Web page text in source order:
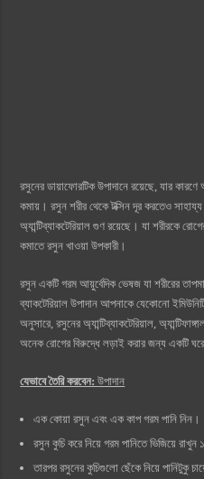
রসুনের ডায়াফোরটিক উপাদানে রয়েছে, যার
কমায়। রসুন শরীর থেকে টক্সিন দূর করতেও সাহায্য
অ্যান্টিব্যাকটেরিয়াল গুণ রয়েছে। যা শরীরকে
কমাতে রসুন খাওয়া উপকারী।
রসুন একটি গরম আয়ুর্বেদিক ভেষজ যা শরীরের
ব্যাকটেরিয়াল উপাদান আপনাকে যেকোনো
অনুসারে, রসুনের অ্যান্টিব্যাকটেরিয়াল,
অনেক রোগের বিরুদ্ধে লড়াই করার জন্য একটি
যেভাবে তৈরি করবেন:উপাদান
এক কোয়া রসুন এবং এক কাপ গরম পানি নিন।
রসুন কুচি করে নিয়ে গরম পানিতে ভিজিয়ে রাখুন
তারপর রসুনের কুচিগুলো ছেঁকে নিয়ে পানিটুকু